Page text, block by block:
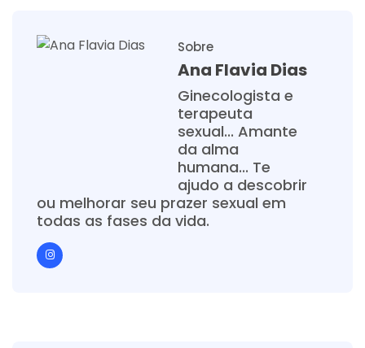
Sobre
Ana Flavia Dias
Ginecologista e
terapeuta
sexual... Amante
da alma
humana... Te
ajudo a descobrir
ou melhorar seu prazer sexual em
todas as fases da vida.